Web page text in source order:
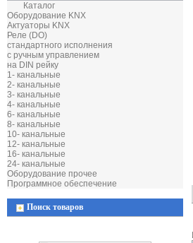
Каталог
Оборудование KNX
Актуаторы KNX
Реле (DO)
стандартного исполнения
с ручным управлением
на DIN рейку
1- канальные
2- канальные
3- канальные
4- канальные
6- канальные
8- канальные
10- канальные
12- канальные
16- канальные
24- канальные
Оборудование прочее
Программное обеспечение
Поиск товаров